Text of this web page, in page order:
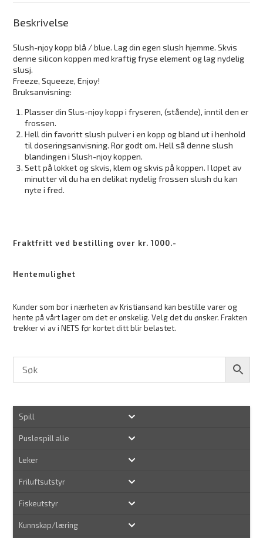
Beskrivelse
Slush-njoy kopp blå / blue. Lag din egen slush hjemme. Skvis
denne silicon koppen med kraftig fryse element og lag nydelig
slusj.
Freeze, Squeeze, Enjoy!
Bruksanvisning:
Plasser din Slus-njoy kopp i fryseren, (stående), inntil den er
frossen.
Hell din favoritt slush pulver i en kopp og bland ut i henhold
til doseringsanvisning. Rør godt om. Hell så denne slush
blandingen i Slush-njoy koppen.
Sett på lokket og skvis, klem og skvis på koppen. I løpet av
minutter vil du ha en delikat nydelig frossen slush du kan
nyte i fred.
Fraktfritt ved bestilling over kr. 1000.-
Hentemulighet
Kunder som bor i nærheten av Kristiansand kan bestille varer og
hente på vårt lager om det er ønskelig. Velg det du ønsker. Frakten
trekker vi av i NETS før kortet ditt blir belastet.
Spill
Puslespill alle
Leker
Friluftsutstyr
Fiskeutstyr
Kunnskap/læring